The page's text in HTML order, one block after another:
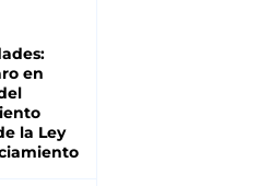
en
la Ley